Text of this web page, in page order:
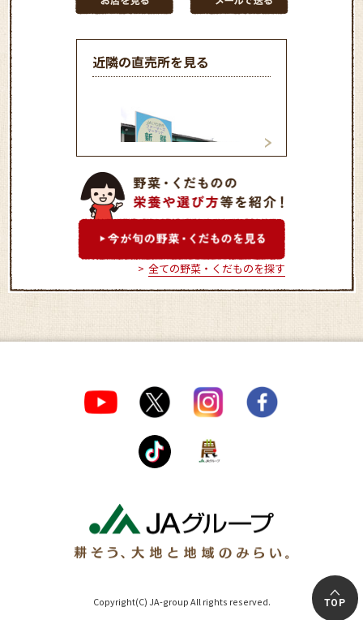
近隣の直売所を見る
新鮮やさい館 平窪店
新鮮やさい館 好
全ての野菜・くだものを探す
Copyright(C) JA-group All rights reserved. TOP